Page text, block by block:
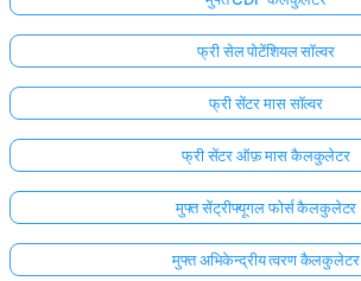
फ्री सेल पोटेंशियल सॉल्वर
फ्री सेंटर मास सॉल्वर
फ्री सेंटर ऑफ़ मास कैलकुलेटर
मुफ्त सेंट्रीफ्यूगल फोर्स कैलकुलेटर
मुफ्त अभिकेन्द्रीय त्वरण कैलकुलेटर